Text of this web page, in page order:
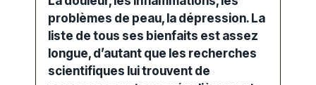
problèmes de peau, la dépression. La
liste de tous ses bienfaits est assez
longue, d’autant que les recherches
scientifiques lui trouvent de